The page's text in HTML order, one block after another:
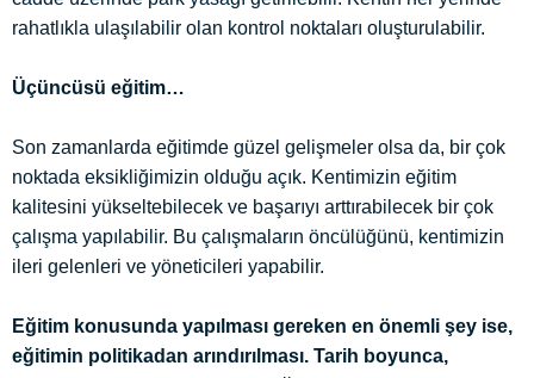
rahatlıkla ulaşılabilir olan kontrol noktaları oluşturulabilir.
Üçüncüsü eğitim…
Son zamanlarda eğitimde güzel gelişmeler olsa da, bir çok
noktada eksikliğimizin olduğu açık. Kentimizin eğitim
kalitesini yükseltebilecek ve başarıyı arttırabilecek bir çok
çalışma yapılabilir. Bu çalışmaların öncülüğünü, kentimizin
ileri gelenleri ve yöneticileri yapabilir.
Eğitim konusunda yapılması gereken en önemli şey ise,
eğitimin politikadan arındırılması. Tarih boyunca,